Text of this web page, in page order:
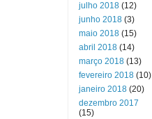
julho 2018 (12)
junho 2018 (3)
maio 2018 (15)
abril 2018 (14)
março 2018 (13)
fevereiro 2018 (10)
janeiro 2018 (20)
dezembro 2017
(15)